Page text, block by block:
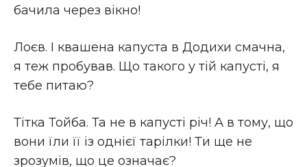
бачила через вікно!
Лоєв. І квашена капуста в Додихи смачна,
я теж пробував. Що такого у тій капусті, я
тебе питаю?
Тітка Тойба. Та не в капусті річ! А в тому, що
вони їли її із однієї тарілки! Ти ще не
зрозумів, що це означає?